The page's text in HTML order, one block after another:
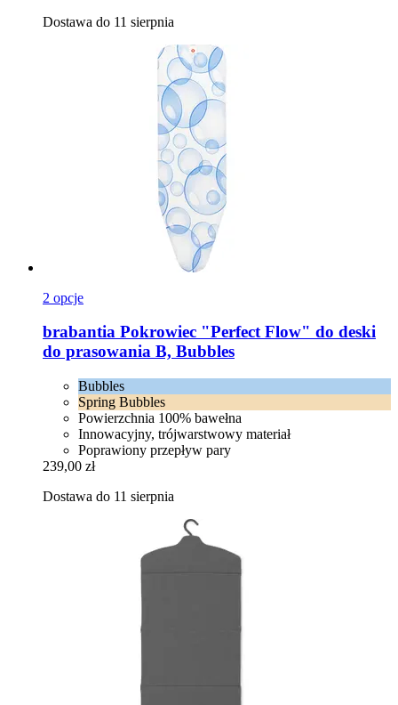
Dostawa do 11 sierpnia
2 opcje
brabantia Pokrowiec "Perfect Flow" do deski
do prasowania B, Bubbles
Bubbles
Spring Bubbles
Powierzchnia 100% bawełna
Innowacyjny, trójwarstwowy materiał
Poprawiony przepływ pary
239,00 zł
Dostawa do 11 sierpnia